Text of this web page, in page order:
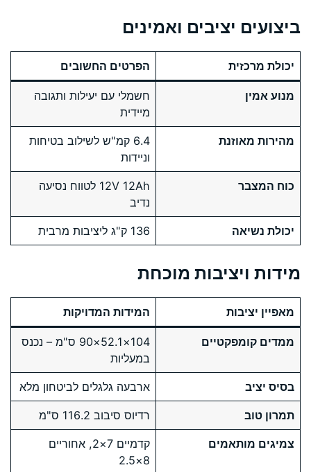
ביצועים יציבים ואמינים
יכולת מרכזית הפרטים החשובים
מנוע אמין
חשמלי עם יעילות ותגובה
מיידית
מהירות מאוזנת
6.4 קמ"ש לשילוב בטיחות
וניידות
כוח המצבר
12V 12Ah לטווח נסיעה
נדיב
יכולת נשיאה 136 ק"ג ליציבות מרבית
מידות ויציבות מוכחת
מאפיין יציבות המידות המדויקות
ממדים קומפקטיים
104×52.1×90 ס"מ – נכנס
במעליות
בסיס יציב ארבעה גלגלים לביטחון מלא
תמרון טוב רדיוס סיבוב 116.2 ס"מ
צמיגים מותאמים
קדמיים 7×2, אחוריים
8×2.5